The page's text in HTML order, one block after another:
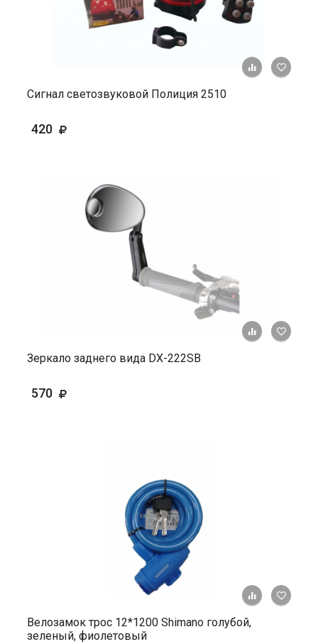
+ К
Сигнал светозвуковой Полиция 2510
420
+ К
Зеркало заднего вида DX-222SB
570
+ К
Велозамок трос 12*1200 Shimano голубой,
зеленый, фиолетовый